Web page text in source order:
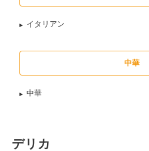
イタリアン
中華
中華
デリカ